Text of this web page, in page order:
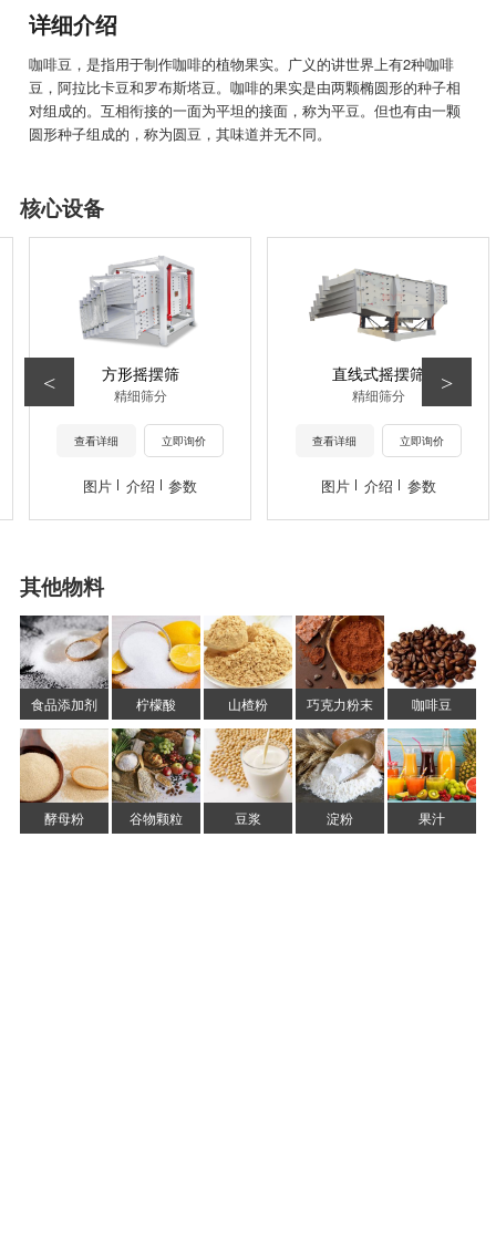
详细介绍
咖啡豆，是指用于制作咖啡的植物果实。广义的讲世界上有2种咖啡
豆，阿拉比卡豆和罗布斯塔豆。咖啡的果实是由两颗椭圆形的种子相
对组成的。互相衔接的一面为平坦的接面，称为平豆。但也有由一颗
圆形种子组成的，称为圆豆，其味道并无不同。
核心设备
方形摇摆筛
精细筛分
查看详细 立即询价
图片 介绍 参数
直线式摇摆筛
精细筛分
查看详细 立即询价
图片 介绍 参数
>
<
其他物料
食品添加剂 柠檬酸 山楂粉 巧克力粉末 咖啡豆
酵母粉 谷物颗粒 豆浆 淀粉 果汁